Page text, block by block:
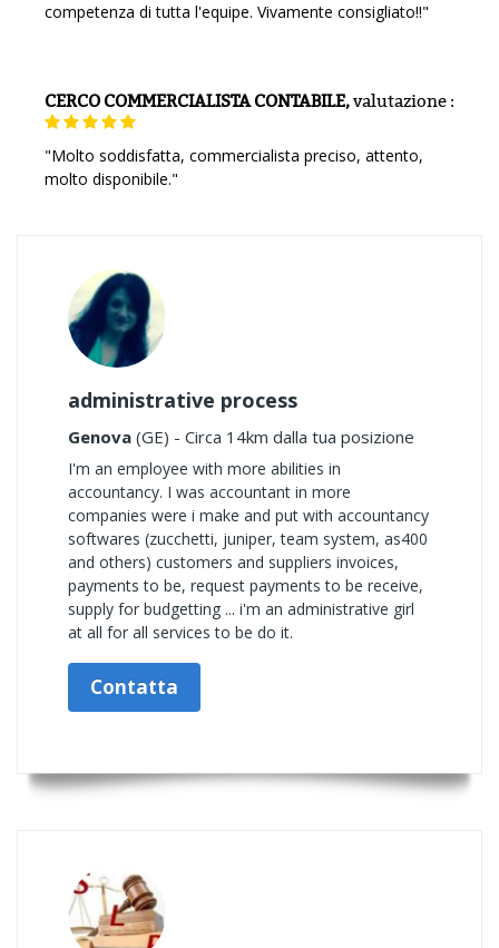
competenza di tutta l'equipe. Vivamente consigliato!!"
CERCO COMMERCIALISTA CONTABILE,valutazione:
"Molto soddisfatta, commercialista preciso, attento,
molto disponibile."
administrative process
Genova (GE) - Circa 14km dalla tua posizione
I'm an employee with more abilities in
accountancy. I was accountant in more
companies were i make and put with accountancy
softwares (zucchetti, juniper, team system, as400
and others) customers and suppliers invoices,
payments to be, request payments to be receive,
supply for budgetting ... i'm an administrative girl
at all for all services to be do it.
Contatta